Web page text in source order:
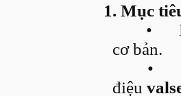
1. Mục
•
cơ bản.
•
điệu